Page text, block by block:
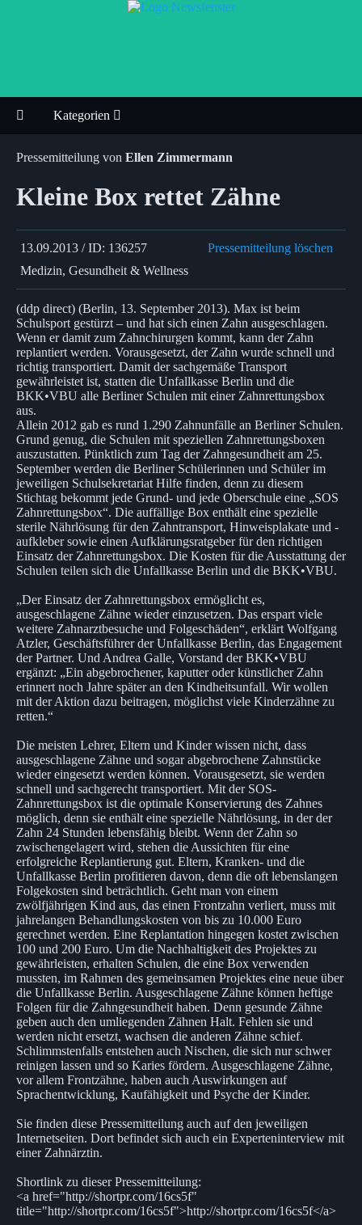
Kategorien
Pressemitteilung von Ellen Zimmermann
Kleine Box rettet Zähne
13.09.2013 / ID: 136257
Pressemitteilung löschen
Medizin, Gesundheit & Wellness
(ddp direct) (Berlin, 13. September 2013). Max ist beim
Schulsport gestürzt – und hat sich einen Zahn ausgeschlagen.
Wenn er damit zum Zahnchirurgen kommt, kann der Zahn
replantiert werden. Vorausgesetzt, der Zahn wurde schnell und
richtig transportiert. Damit der sachgemäße Transport
gewährleistet ist, statten die Unfallkasse Berlin und die
BKK•VBU alle Berliner Schulen mit einer Zahnrettungsbox
aus.
Allein 2012 gab es rund 1.290 Zahnunfälle an Berliner Schulen.
Grund genug, die Schulen mit speziellen Zahnrettungsboxen
auszustatten. Pünktlich zum Tag der Zahngesundheit am 25.
September werden die Berliner Schülerinnen und Schüler im
jeweiligen Schulsekretariat Hilfe finden, denn zu diesem
Stichtag bekommt jede Grund- und jede Oberschule eine „SOS
Zahnrettungsbox“. Die auffällige Box enthält eine spezielle
sterile Nährlösung für den Zahntransport, Hinweisplakate und -
aufkleber sowie einen Aufklärungsratgeber für den richtigen
Einsatz der Zahnrettungsbox. Die Kosten für die Ausstattung der
Schulen teilen sich die Unfallkasse Berlin und die BKK•VBU.
„Der Einsatz der Zahnrettungsbox ermöglicht es,
ausgeschlagene Zähne wieder einzusetzen. Das erspart viele
weitere Zahnarztbesuche und Folgeschäden“, erklärt Wolfgang
Atzler, Geschäftsführer der Unfallkasse Berlin, das Engagement
der Partner. Und Andrea Galle, Vorstand der BKK•VBU
ergänzt: „Ein abgebrochener, kaputter oder künstlicher Zahn
erinnert noch Jahre später an den Kindheitsunfall. Wir wollen
mit der Aktion dazu beitragen, möglichst viele Kinderzähne zu
retten.“
Die meisten Lehrer, Eltern und Kinder wissen nicht, dass
ausgeschlagene Zähne und sogar abgebrochene Zahnstücke
wieder eingesetzt werden können. Vorausgesetzt, sie werden
schnell und sachgerecht transportiert. Mit der SOS-
Zahnrettungsbox ist die optimale Konservierung des Zahnes
möglich, denn sie enthält eine spezielle Nährlösung, in der der
Zahn 24 Stunden lebensfähig bleibt. Wenn der Zahn so
zwischengelagert wird, stehen die Aussichten für eine
erfolgreiche Replantierung gut. Eltern, Kranken- und die
Unfallkasse Berlin profitieren davon, denn die oft lebenslangen
Folgekosten sind beträchtlich. Geht man von einem
zwölfjährigen Kind aus, das einen Frontzahn verliert, muss mit
jahrelangen Behandlungskosten von bis zu 10.000 Euro
gerechnet werden. Eine Replantation hingegen kostet zwischen
100 und 200 Euro. Um die Nachhaltigkeit des Projektes zu
gewährleisten, erhalten Schulen, die eine Box verwenden
mussten, im Rahmen des gemeinsamen Projektes eine neue über
die Unfallkasse Berlin. Ausgeschlagene Zähne können heftige
Folgen für die Zahngesundheit haben. Denn gesunde Zähne
geben auch den umliegenden Zähnen Halt. Fehlen sie und
werden nicht ersetzt, wachsen die anderen Zähne schief.
Schlimmstenfalls entstehen auch Nischen, die sich nur schwer
reinigen lassen und so Karies fördern. Ausgeschlagene Zähne,
vor allem Frontzähne, haben auch Auswirkungen auf
Sprachentwicklung, Kaufähigkeit und Psyche der Kinder.
Sie finden diese Pressemitteilung auch auf den jeweiligen
Internetseiten. Dort befindet sich auch ein Experteninterview mit
einer Zahnärztin.
Shortlink zu dieser Pressemitteilung:
<a href="http://shortpr.com/16cs5f"
title="http://shortpr.com/16cs5f">http://shortpr.com/16cs5f</a>